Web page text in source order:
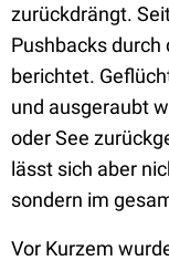
zurückdrängt.
Pushbacks
berichtet.
und ausgeraubt
oder See
lässt sich aber
sondern im
Vor Kurzem